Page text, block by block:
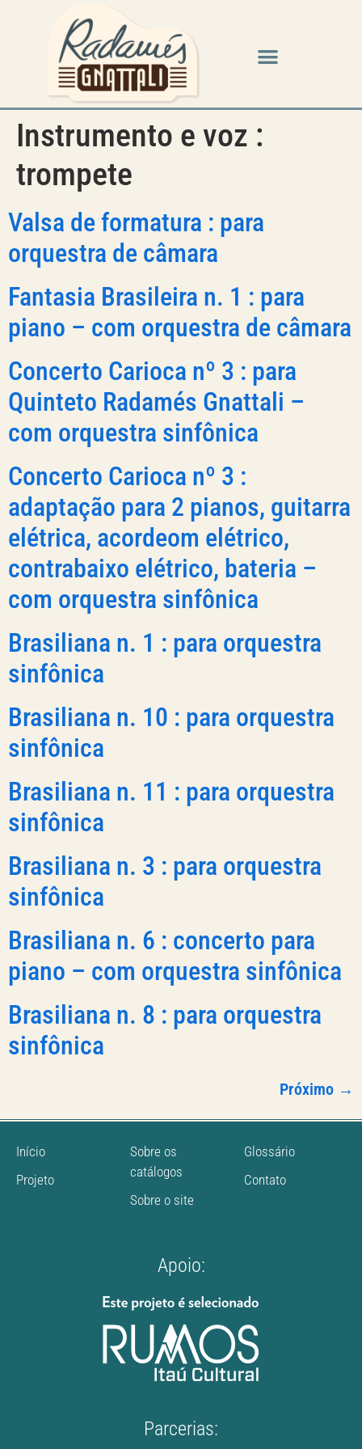
Instrumento e voz :
trompete
Valsa de formatura : para
orquestra de câmara
Fantasia Brasileira n. 1 : para
piano – com orquestra de câmara
Concerto Carioca nº 3 : para
Quinteto Radamés Gnattali –
com orquestra sinfônica
Concerto Carioca nº 3 :
adaptação para 2 pianos, guitarra
elétrica, acordeom elétrico,
contrabaixo elétrico, bateria –
com orquestra sinfônica
Brasiliana n. 1 : para orquestra
sinfônica
Brasiliana n. 10 : para orquestra
sinfônica
Brasiliana n. 11 : para orquestra
sinfônica
Brasiliana n. 3 : para orquestra
sinfônica
Brasiliana n. 6 : concerto para
piano – com orquestra sinfônica
Brasiliana n. 8 : para orquestra
sinfônica
Próximo →
Início
Projeto
Sobre os
catálogos
Sobre o site
Glossário
Contato
Apoio:
Parcerias: